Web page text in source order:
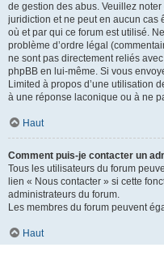
de gestion des abus. Veuillez
juridiction et ne peut en aucun cas
où et par qui ce forum est utilisé.
problème d’ordre légal
ne sont pas directement reliés
phpBB en lui-même. Si vous
Limited à propos d’une utilisation
à une réponse laconique ou à ne
Haut
Comment puis-je contacter un
Tous les utilisateurs du forum
lien « Nous contacter » si cette
administrateurs du forum.
Les membres du forum peuvent
Haut